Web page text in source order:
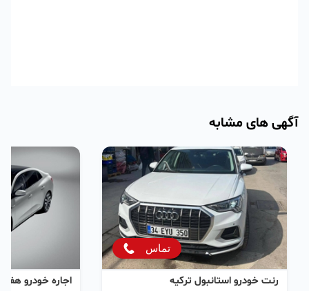
آگهی های مشابه
تماس
رنت خودرو استانبول ترکیه اجاره خودرو